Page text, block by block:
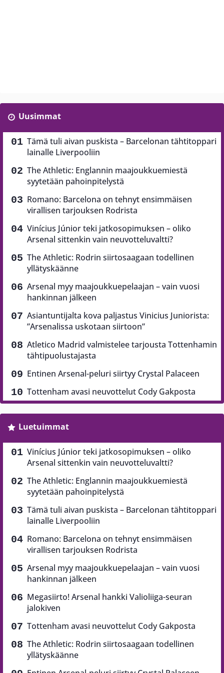
Uusimmat
Tämä tuli aivan puskista – Barcelonan tähtitoppari
lainalle Liverpooliin
The Athletic: Englannin maajoukkuemiestä
syytetään pahoinpitelystä
Romano: Barcelona on tehnyt ensimmäisen
virallisen tarjouksen Rodrista
Vinícius Júnior teki jatkosopimuksen – oliko
Arsenal sittenkin vain neuvotteluvaltti?
The Athletic: Rodrin siirtosaagaan todellinen
yllätyskäänne
Arsenal myy maajoukkuepelaajan – vain vuosi
hankinnan jälkeen
Asiantuntijalta kova paljastus Vinicius Juniorista:
”Arsenalissa uskotaan siirtoon”
Atletico Madrid valmistelee tarjousta Tottenhamin
tähtipuolustajasta
Entinen Arsenal-peluri siirtyy Crystal Palaceen
Tottenham avasi neuvottelut Cody Gakposta
Luetuimmat
Vinícius Júnior teki jatkosopimuksen – oliko
Arsenal sittenkin vain neuvotteluvaltti?
The Athletic: Englannin maajoukkuemiestä
syytetään pahoinpitelystä
Tämä tuli aivan puskista – Barcelonan tähtitoppari
lainalle Liverpooliin
Romano: Barcelona on tehnyt ensimmäisen
virallisen tarjouksen Rodrista
Arsenal myy maajoukkuepelaajan – vain vuosi
hankinnan jälkeen
Megasiirto! Arsenal hankki Valioliiga-seuran
jalokiven
Tottenham avasi neuvottelut Cody Gakposta
The Athletic: Rodrin siirtosaagaan todellinen
yllätyskäänne